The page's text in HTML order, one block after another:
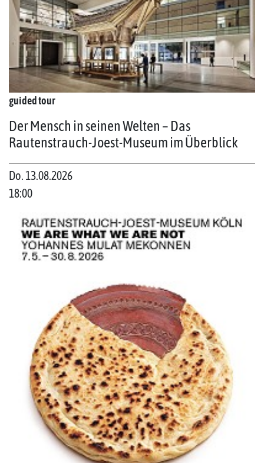
guided tour
Der Mensch in seinen Welten – Das
Rautenstrauch-Joest-Museum im Überblick
Do. 13.08.2026
18:00